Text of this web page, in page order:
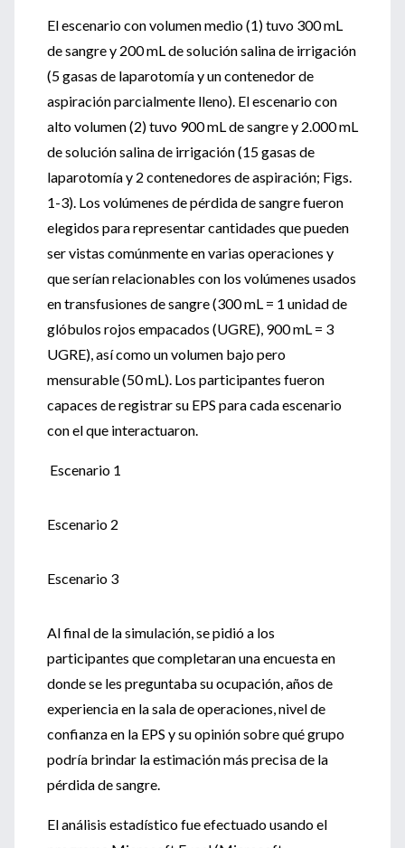
El escenario con volumen medio (1) tuvo 300 mL
de sangre y 200 mL de solución salina de irrigación
(5 gasas de laparotomía y un contenedor de
aspiración parcialmente lleno). El escenario con
alto volumen (2) tuvo 900 mL de sangre y 2.000 mL
de solución salina de irrigación (15 gasas de
laparotomía y 2 contenedores de aspiración; Figs.
1-3). Los volúmenes de pérdida de sangre fueron
elegidos para representar cantidades que pueden
ser vistas comúnmente en varias operaciones y
que serían relacionables con los volúmenes usados
en transfusiones de sangre (300 mL = 1 unidad de
glóbulos rojos empacados (UGRE), 900 mL = 3
UGRE), así como un volumen bajo pero
mensurable (50 mL). Los participantes fueron
capaces de registrar su EPS para cada escenario
con el que interactuaron.
Escenario 1
Escenario 2
Escenario 3
Al final de la simulación, se pidió a los
participantes que completaran una encuesta en
donde se les preguntaba su ocupación, años de
experiencia en la sala de operaciones, nivel de
confianza en la EPS y su opinión sobre qué grupo
podría brindar la estimación más precisa de la
pérdida de sangre.
El análisis estadístico fue efectuado usando el